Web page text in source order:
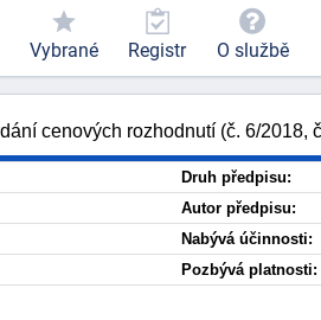
cenových rozhodnutí (č. 6/2018,
Druh předpisu:
Autor předpisu:
Nabývá účinnosti:
Pozbývá platnosti:
Vybrané Registr O službě